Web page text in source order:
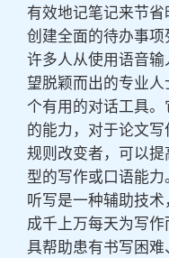
有效地记笔记来节省
创建全面的待办事项
许多人从使用语音
望脱颖而出的专业
个有用的对话工具
的能力，对于论文
规则改变者，可以
型的写作或口语能力。
听写是一种辅助技
成千上万每天为写
具帮助患有书写困